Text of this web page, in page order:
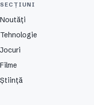
SECȚIUNI
Noutăți
Tehnologie
Jocuri
Filme
Știință